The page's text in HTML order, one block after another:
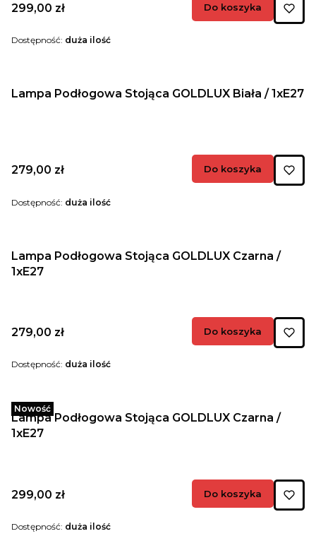
Cena
299,00 zł Do koszyka
Dostępność: duża ilość
Lampa Podłogowa Stojąca GOLDLUX Biała / 1xE27
Cena
279,00 zł Do koszyka
Dostępność: duża ilość
Lampa Podłogowa Stojąca GOLDLUX Czarna /
1xE27
Cena
279,00 zł Do koszyka
Dostępność: duża ilość
Nowość
Lampa Podłogowa Stojąca GOLDLUX Czarna /
1xE27
Cena
299,00 zł Do koszyka
Dostępność: duża ilość